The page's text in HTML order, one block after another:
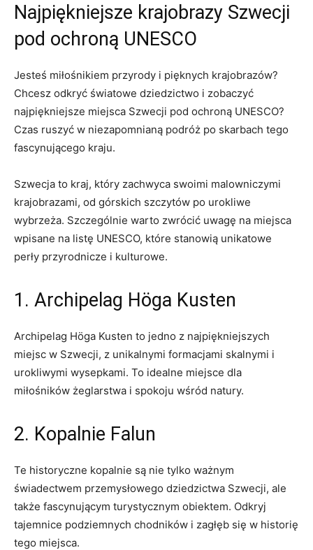
Najpiękniejsze ⁤krajobrazy Szwecji
pod‍ ochroną UNESCO
Jesteś miłośnikiem przyrody i ‌pięknych krajobrazów?
Chcesz odkryć ⁢światowe ⁤dziedzictwo i zobaczyć‌
najpiękniejsze‌ miejsca⁢ Szwecji pod⁣ ochroną UNESCO?
Czas ruszyć ⁢w‌ niezapomnianą​ podróż po ‍skarbach tego
⁣fascynującego kraju.
Szwecja to⁢ kraj, który zachwyca swoimi malowniczymi
krajobrazami,​ od górskich szczytów po urokliwe
wybrzeża. Szczególnie warto zwrócić uwagę na miejsca
⁣wpisane na listę UNESCO, które⁣ stanowią unikatowe
perły przyrodnicze⁣ i kulturowe.
1. Archipelag Höga Kusten
Archipelag Höga Kusten to jedno z najpiękniejszych
miejsc w⁤ Szwecji, ⁣z unikalnymi formacjami skalnymi i
urokliwymi⁢ wysepkami. To idealne miejsce dla
miłośników żeglarstwa i spokoju wśród natury.
2. Kopalnie Falun
Te ⁢historyczne kopalnie są‍ nie tylko ważnym
świadectwem ⁤przemysłowego dziedzictwa Szwecji, ale
także ⁣fascynującym turystycznym obiektem. Odkryj
tajemnice⁢ podziemnych chodników⁣ i zagłęb się w historię
tego miejsca.